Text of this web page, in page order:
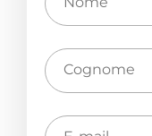
Cognome
E-